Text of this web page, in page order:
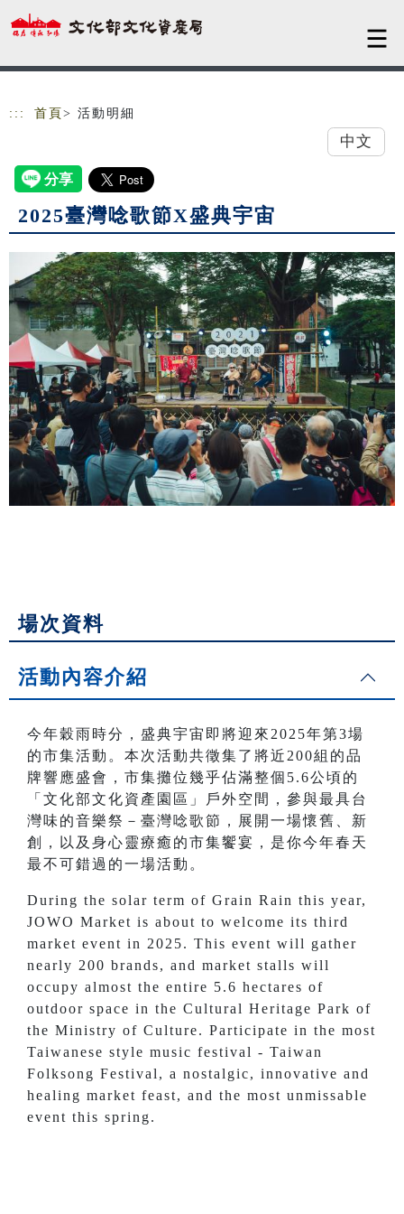
跳到主要內容
網站導覽
::: 首頁 > 活動明細
中文
2025臺灣唸歌節X盛典宇宙
場次資料
活動內容介紹
今年穀雨時分，盛典宇宙即將迎來2025年第3場
的市集活動。本次活動共徵集了將近200組的品
牌響應盛會，市集攤位幾乎佔滿整個5.6公頃的
「文化部文化資產園區」戶外空間，參與最具台
灣味的音樂祭－臺灣唸歌節，展開一場懷舊、新
創，以及身心靈療癒的市集饗宴，是你今年春天
最不可錯過的一場活動。
During the solar term of Grain Rain this year,
JOWO Market is about to welcome its third
market event in 2025. This event will gather
nearly 200 brands, and market stalls will
occupy almost the entire 5.6 hectares of
outdoor space in the Cultural Heritage Park of
the Ministry of Culture. Participate in the most
Taiwanese style music festival - Taiwan
Folksong Festival, a nostalgic, innovative and
healing market feast, and the most unmissable
event this spring.